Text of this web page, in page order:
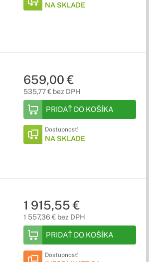
NA SKLADE
659,00 €
535,77 € bez DPH
PRIDAŤ DO KOŠÍKA
Dostupnosť:
NA SKLADE
1 915,55 €
1 557,36 € bez DPH
PRIDAŤ DO KOŠÍKA
Dostupnosť: